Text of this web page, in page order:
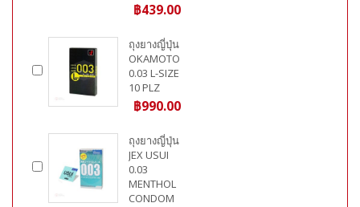
฿439.00
ถุงยางญี่ปุ่น
OKAMOTO
0.03 L-SIZE
10 PLZ
฿990.00
ถุงยางญี่ปุ่น
JEX USUI
0.03
MENTHOL
CONDOM